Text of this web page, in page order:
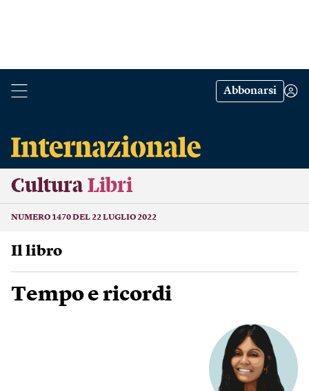
Abbonarsi
Cultura Libri
NUMERO 1470 DEL 22 LUGLIO 2022
Il libro
Tempo e ricordi